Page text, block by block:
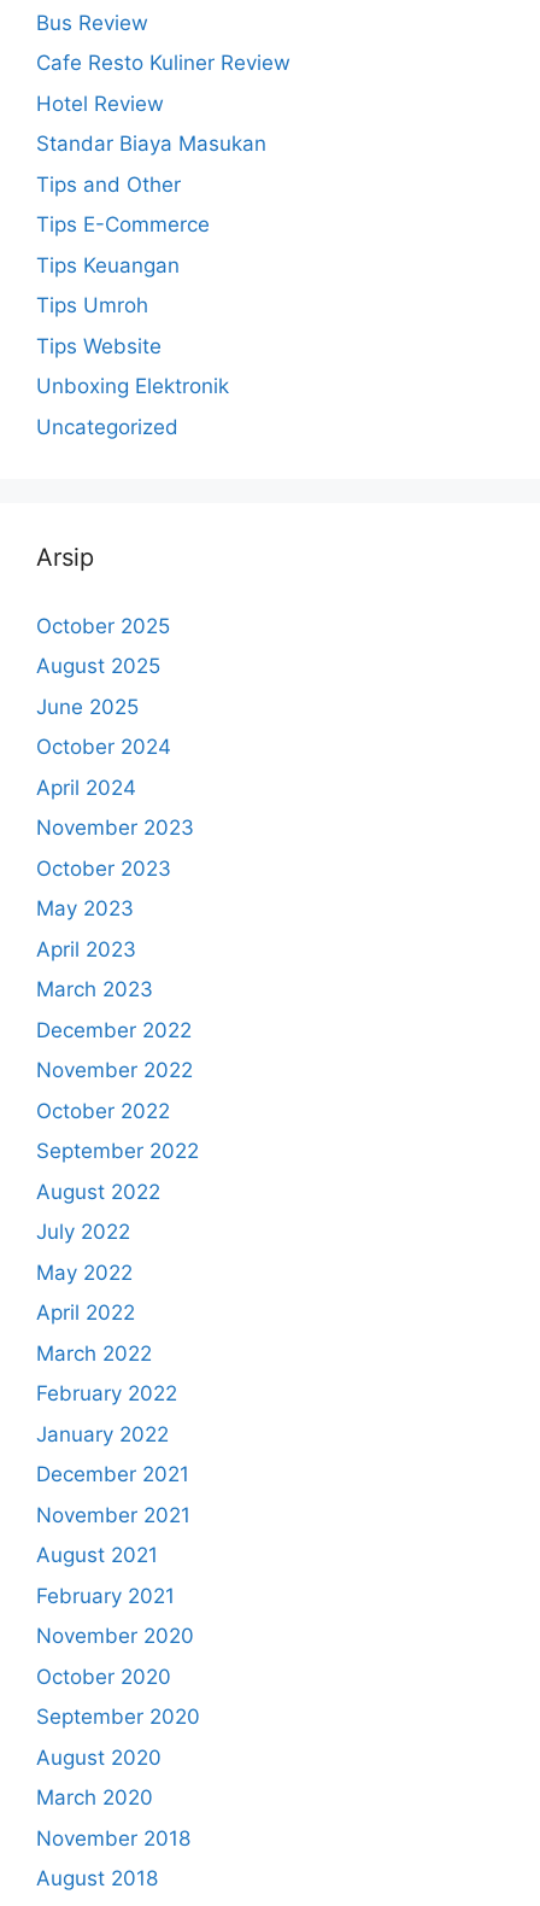
Bus Review
Cafe Resto Kuliner Review
Hotel Review
Standar Biaya Masukan
Tips and Other
Tips E-Commerce
Tips Keuangan
Tips Umroh
Tips Website
Unboxing Elektronik
Uncategorized
Arsip
October 2025
August 2025
June 2025
October 2024
April 2024
November 2023
October 2023
May 2023
April 2023
March 2023
December 2022
November 2022
October 2022
September 2022
August 2022
July 2022
May 2022
April 2022
March 2022
February 2022
January 2022
December 2021
November 2021
August 2021
February 2021
November 2020
October 2020
September 2020
August 2020
March 2020
November 2018
August 2018